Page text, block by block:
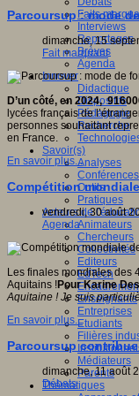
Faits
Interviews
Reportages
Brèves
Agenda
Innover
Didactique
Dispositifs
Pédagogie
Recherche
Savoir(s)
Analyses
Conférences
Outils
Pratiques
Acteurs de
Animateurs
Chercheurs
Collectivités
Editeurs
EdTech
Enseignants
Entreprises
Etudiants
Filières
Médiateurs
Parents
Thématiques
Parcoursup : mode
dimanche, 15
Fait marquant
D’un côté, en 2024,
lycées français de
personnes souhaitant
en France.
En savoir plus...
Compétition
vendredi, 30 août
Agenda
Les finales mondiales des
Aquitains !Pour Karine
Aquitaine ! Je suis
En savoir plus...
Parcoursup
dimanche, 11 août
Débats